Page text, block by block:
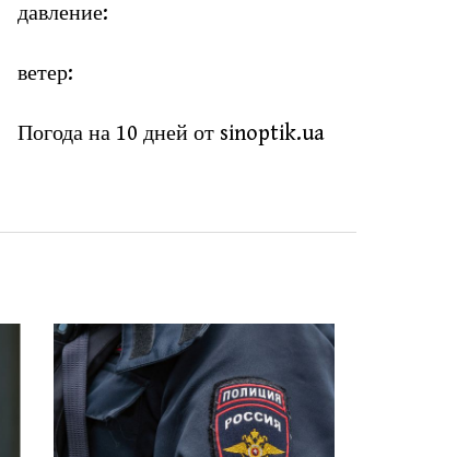
давление:
ветер:
Погода на 10 дней от sinoptik.ua